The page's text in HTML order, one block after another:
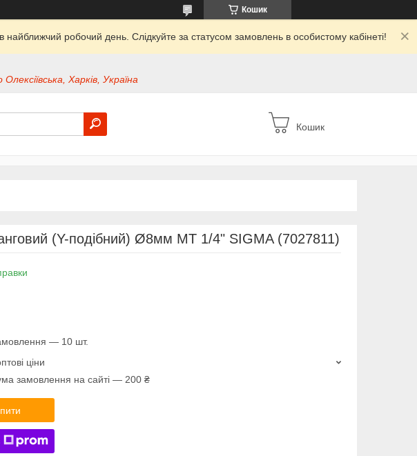
Кошик
робочий день. Слідкуйте за статусом замовлень в особистому кабінеті!
Харків, Україна
Кошик
(Y-подібний) Ø8мм МТ 1/4" SIGMA (7027811)
— 10 шт.
ціни
замовлення на сайті — 200 ₴